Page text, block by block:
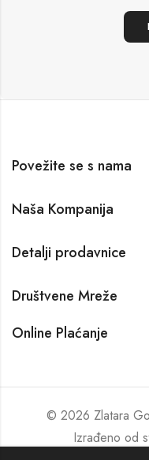
Povežite se s nama
Naša Kompanija
Detalji prodavnice
Društvene Mreže
Online Plaćanje
© 2026 Zlatara
Izrađeno od